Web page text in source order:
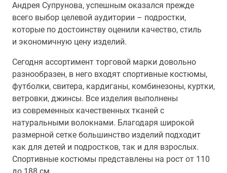
Андрея Супрунова, успешным оказался прежде
всего выбор целевой аудитории – подростки,
которые по достоинству оценили качество, стиль
и экономичную цену изделий.
Сегодня ассортимент торговой марки довольно
разнообразен, в него входят спортивные костюмы,
футболки, свитера, кардиганы, комбинезоны, куртки,
ветровки, джинсы. Все изделия выполнены
из современных качественных тканей с
натуральными волокнами. Благодаря широкой
размерной сетке большинство изделий подходит
как для детей и подростков, так и для взрослых.
Спортивные костюмы представлены на рост от 110